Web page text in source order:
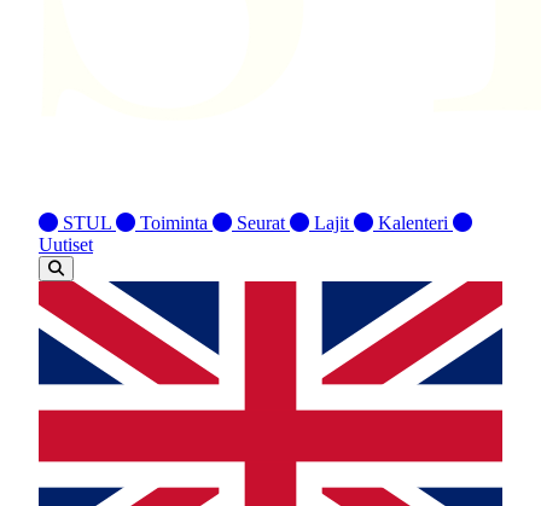
STUL Toiminta Seurat Lajit
Kalenteri
Uutiset